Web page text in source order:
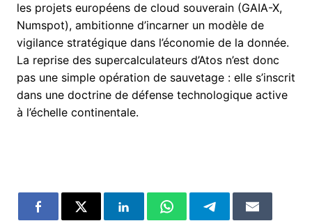
les projets européens de cloud souverain (GAIA-X,
Numspot), ambitionne d’incarner un modèle de
vigilance stratégique dans l’économie de la donnée.
La reprise des supercalculateurs d’Atos n’est donc
pas une simple opération de sauvetage : elle s’inscrit
dans une doctrine de défense technologique active
à l’échelle continentale.